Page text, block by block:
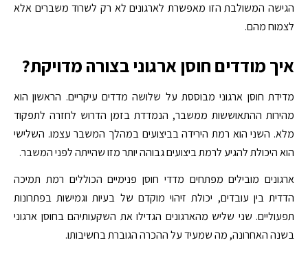
הגישה המשולבת הזו מאפשרת לארגונים לא רק לשרוד משברים אלא
לצמוח מהם.
איך מודדים חוסן ארגוני בצורה מדויקת?
מדידת חוסן ארגוני מבוססת על שלושה מדדים עיקריים. הראשון הוא
מהירות ההתאוששות ממשבר, הנמדדת בזמן הדרוש לחזרה לתפקוד
מלא. השני הוא רמת הירידה בביצועים במהלך המשבר עצמו. השלישי
הוא היכולת להגיע לרמת ביצועים גבוהה יותר מזו שהייתה לפני המשבר.
ארגונים מובילים מפתחים מדדי חוסן פנימיים הכוללים רמת תמיכה
הדדית בין עובדים, יכולת זיהוי מוקדם של בעיות וגמישות בפתרונות
תפעוליים. שני שליש מהארגונים הגדילו את השקעותיהם בחוסן ארגוני
בשנה האחרונה, מה שמעיד על ההכרה הגוברת בחשיבותו.